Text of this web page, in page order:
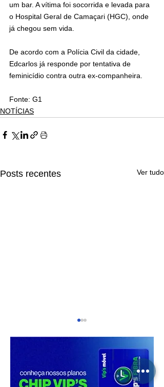
um bar. A vítima foi socorrida e levada para
o Hospital Geral de Camaçari (HGC), onde
já chegou sem vida.
De acordo com a Polícia Civil da cidade,
Edcarlos já responde por tentativa de
feminicídio contra outra ex-companheira.
Fonte: G1
NOTÍCIAS
Posts recentes Ver tudo